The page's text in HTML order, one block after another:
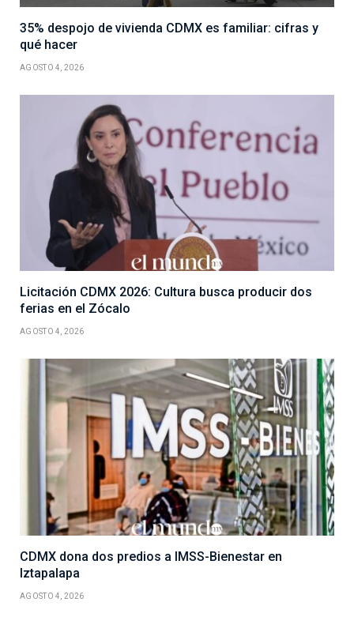
35% despojo de vivienda CDMX es familiar: cifras y
qué hacer
AGOSTO 4, 2026
Licitación CDMX 2026: Cultura busca producir dos
ferias en el Zócalo
AGOSTO 4, 2026
CDMX dona dos predios a IMSS-Bienestar en
Iztapalapa
AGOSTO 4, 2026